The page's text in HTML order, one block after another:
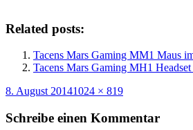
Related posts:
Tacens Mars Gaming MM1 Maus
Tacens Mars Gaming MH1 Headset
Veröffentlicht
8. August 2014Originalgröße
1024 × 819
Schreibe einen Kommentar